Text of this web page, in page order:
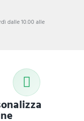
dalle 10.00 alle